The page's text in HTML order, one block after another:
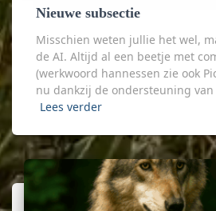
Nieuwe subsectie
Misschien weten jullie het wel,
de AI. Altijd al een beetje met
(werkwoord hannessen zie ook
nu dankzij de ondersteuning
Lees verder